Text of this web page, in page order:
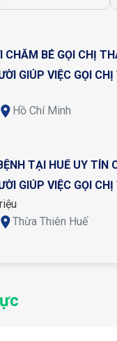
bệnh Sao Mai luôn là
đặt chữ tín lên
Mai có cả 3 miền:
-
CHĂM BÉ GỌI CHỊ
GIÚP VIỆC GỌI
Hồ Chí Minh
TẠI HUẾ UY TÍN
GIÚP VIỆC GỌI
Thừa Thiên Huế